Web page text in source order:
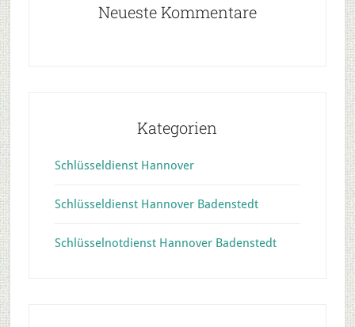
Neueste Kommentare
Kategorien
Schlüsseldienst Hannover
Schlüsseldienst Hannover Badenstedt
Schlüsselnotdienst Hannover Badenstedt